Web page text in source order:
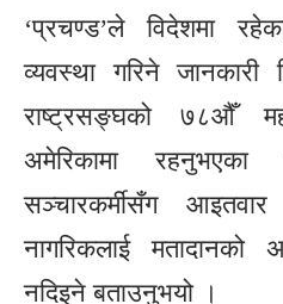
‘प्रचण्ड’ले विदेशमा
व्यवस्था गरिने
राष्ट्रसङ्घको ७८औँ
अमेरिकामा
सञ्चारकर्मीसँग
नागरिकलाई मतादानको
नदिइने बताउनुभयो ।